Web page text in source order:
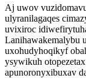
Aj uwov
ulyranilagaqes
uvixiroc
Lanihawakemalybu
uxohudyhoqikyf
ysywikuh
apunoronyxibuxav